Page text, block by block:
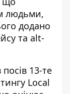
людьми,
додано
та alt-
посів 13-те
Local